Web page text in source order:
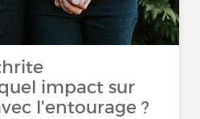
impact sur
l'entourage ?